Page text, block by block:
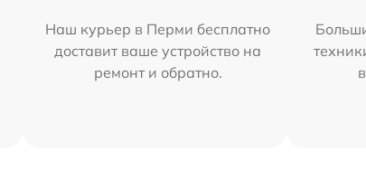
Наш курьер в Перми бесплатно
доставит ваше устройство на
ремонт и обратно.